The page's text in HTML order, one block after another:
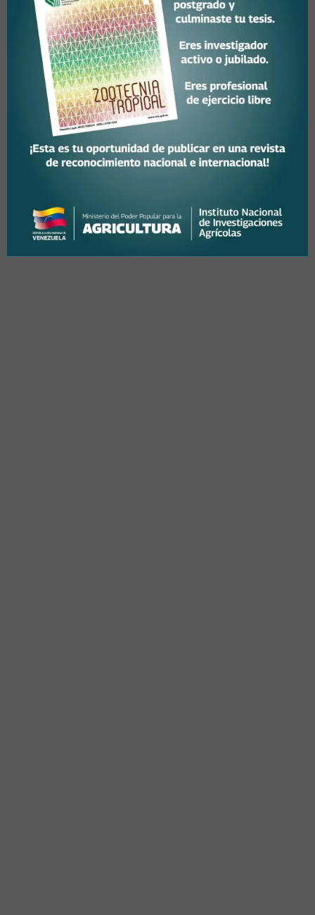
Noticias
Validan avances del
proyecto sobre acceso a
recursos genéticos y
biodiversidad